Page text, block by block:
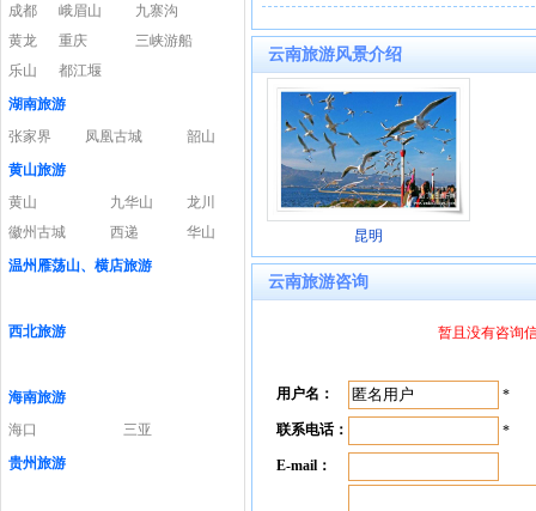
成都
峨眉山
九寨沟
黄龙
重庆
三峡游船
乐山
都江堰
湖南旅游
张家界
凤凰古城
韶山
黄山旅游
黄山
九华山
龙川
徽州古城
西递
华山
温州雁荡山、横店旅游
西北旅游
海南旅游
海口
三亚
贵州旅游
云南旅游风景介绍
昆明
云南旅游咨询
暂且没有咨询
用户名： *
联系电话： *
E-mail：